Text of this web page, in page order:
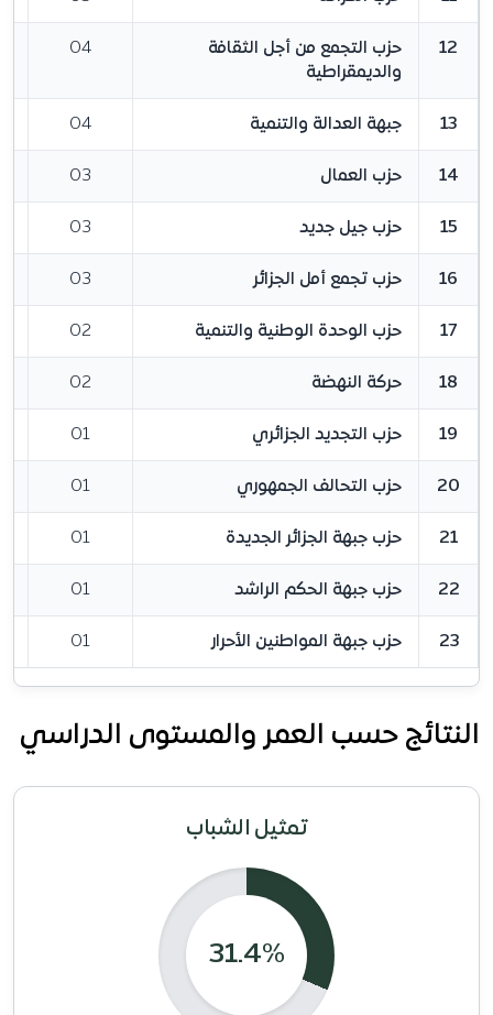
12
حزب التجمع من أجل الثقافة
والديمقراطية
04
13 جبهة العدالة والتنمية 04
14 حزب العمال 03
15 حزب جيل جديد 03
16 حزب تجمع أمل الجزائر 03
17 حزب الوحدة الوطنية والتنمية 02
18 حركة النهضة 02
19 حزب التجديد الجزائري 01
20 حزب التحالف الجمهوري 01
21 حزب جبهة الجزائر الجديدة 01
22 حزب جبهة الحكم الراشد 01
23 حزب جبهة المواطنين الأحرار 01
النتائج حسب العمر والمستوى الدراسي
تمثيل الشباب
31.4%